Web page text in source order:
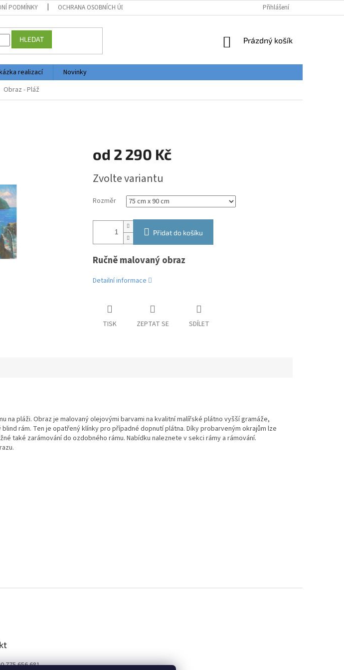
PODMÍNKY OCHRANA OSOBNÍCH ÚDAJŮ Přihlášení
HLEDAT
NÁKUPNÍ
Prázdný košík
realizací
Novinky
Obraz - Pláž
od 2 290 Kč
cena:
Zvolte variantu
Rozměr
Přidat do košíku
Ručně malovaný obraz
Detailní informace
TISK ZEPTAT SE SDÍLET
na pláži. Obraz je malovaný olejovými barvami na kvalitní malířské plátno vyšší gramáže,
rám. Ten je opatřený klínky pro případné dopnutí plátna. Díky probarveným okrajům lze
také zarámování do ozdobného rámu. Nabídku naleznete v sekci rámy a rámování.
775 656 681